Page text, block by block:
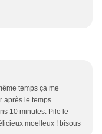
temps ça me
après le temps.
10 minutes. Pile le
moelleux ! bisous